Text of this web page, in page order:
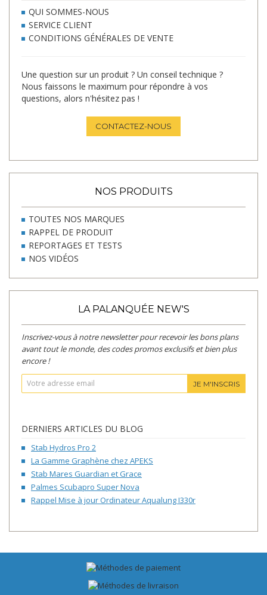
QUI SOMMES-NOUS
SERVICE CLIENT
CONDITIONS GÉNÉRALES DE VENTE
Une question sur un produit ? Un conseil technique ?
Nous faissons le maximum pour répondre à vos
questions, alors n'hésitez pas !
CONTACTEZ-NOUS
NOS PRODUITS
TOUTES NOS MARQUES
RAPPEL DE PRODUIT
REPORTAGES ET TESTS
NOS VIDÉOS
LA PALANQUÉE NEW'S
Inscrivez-vous à notre newsletter pour recevoir les bons plans
avant tout le monde, des codes promos exclusifs et bien plus
encore !
JE M'INSCRIS
DERNIERS ARTICLES DU BLOG
Stab Hydros Pro 2
La Gamme Graphène chez APEKS
Stab Mares Guardian et Grace
Palmes Scubapro Super Nova
Rappel Mise à jour Ordinateur Aqualung I330r